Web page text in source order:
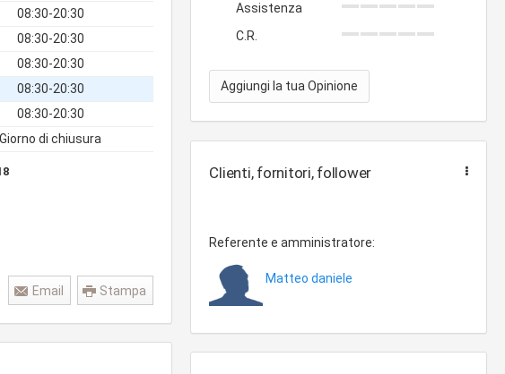
08:30-20:30
08:30-20:30
08:30-20:30
08:30-20:30
08:30-20:30
Giorno di chiusura
Stampa
Email
Assistenza
C.R.
Aggiungi la tua Opinione
Clienti, fornitori, follower
Referente e amministratore:
Matteo daniele